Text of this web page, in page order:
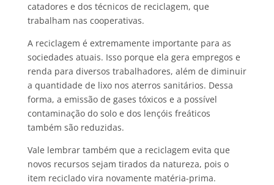
catadores e dos técnicos de reciclagem, que
trabalham nas cooperativas.
A reciclagem é extremamente importante para as
sociedades atuais. Isso porque ela gera empregos e
renda para diversos trabalhadores, além de diminuir
a quantidade de lixo nos aterros sanitários. Dessa
forma, a emissão de gases tóxicos e a possível
contaminação do solo e dos lençóis freáticos
também são reduzidas.
Vale lembrar também que a reciclagem evita que
novos recursos sejam tirados da natureza, pois o
item reciclado vira novamente matéria-prima.